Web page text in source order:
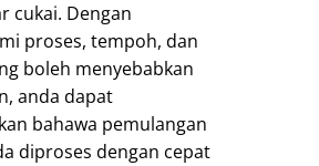
cukai. Dengan
proses, tempoh, dan
boleh menyebabkan
anda dapat
bahawa pemulangan
diproses dengan cepat